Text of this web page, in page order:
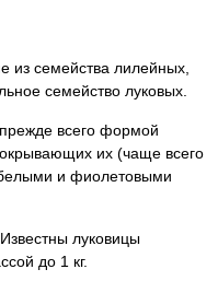
из семейства лилейных,
семейство луковых.
всего формой
их (чаще всего
и фиолетовыми
луковицы
до 1 кг.